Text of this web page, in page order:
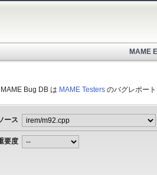
MAME
MAME Bug DB は MAME Testers のバグレポー
ース
要度